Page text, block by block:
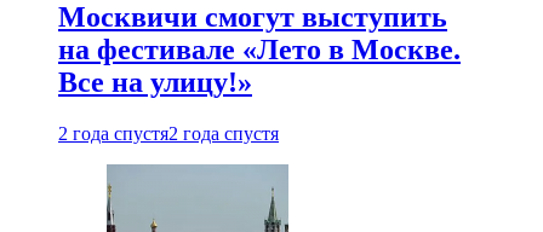
Москвичи смогут выступить
на фестивале «Лето в Москве.
Все на улицу!»
2 года спустя2 года спустя